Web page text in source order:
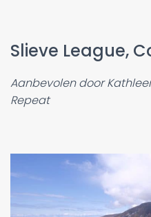
Slieve League,
Aanbevolen door
Repeat